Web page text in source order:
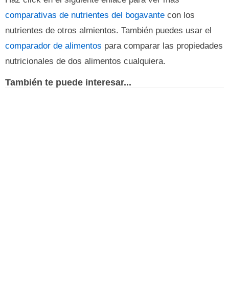
comparativas de nutrientes del bogavante con los
nutrientes de otros almientos. También puedes usar el
comparador de alimentos para comparar las propiedades
nutricionales de dos alimentos cualquiera.
También te puede interesar...